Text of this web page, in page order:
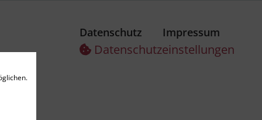
Datenschutz Impressum
Datenschutz­einstellungen